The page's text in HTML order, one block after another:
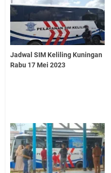
Jadwal SIM Keliling Kuningan
Rabu 17 Mei 2023